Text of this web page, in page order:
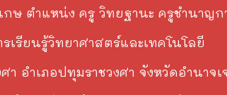
ษ ตำแหน่ง ครู วิทยฐานะ ครูชำนาญก
เรียนรู้วิทยาศาสตร์และเทคโนโลยี
า อำเภอปทุมราชวงศา จังหวัดอำนาจเ